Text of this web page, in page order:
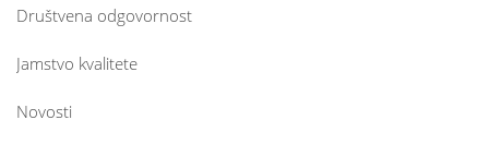
Društvena odgovornost
Jamstvo kvalitete
Novosti